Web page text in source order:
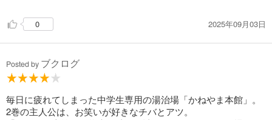
0 2025年09月03日
Posted by ブクログ
毎日に疲れてしまった中学生専用の湯治場「かねやま本館」。
2巻の主人公は、お笑いが好きなチバとアツ。